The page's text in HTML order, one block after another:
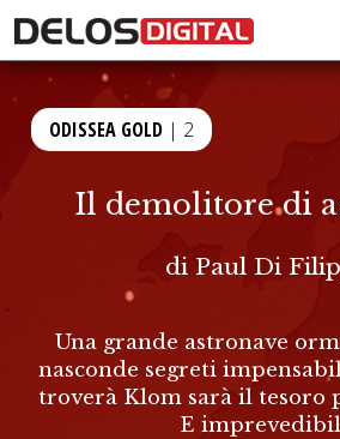
ODISSEA GOLD | 2
Il demolitore di
di Paul Di
Una grande astronave
nasconde segreti
troverà Klom sarà il tesoro
E